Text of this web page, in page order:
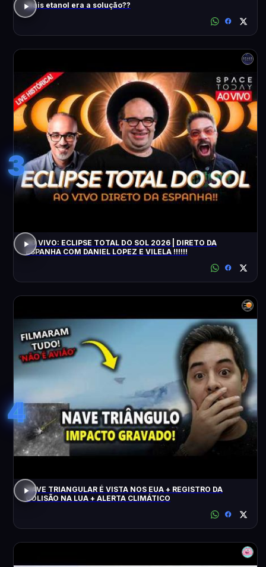
Mais etanol era a solução??
3
AO VIVO: ECLIPSE TOTAL DO SOL 2026 | DIRETO DA
ESPANHA COM DANIEL LOPEZ E VILELA !!!!!!
4
NAVE TRIANGULAR É VISTA NOS EUA + REGISTRO DA
COLISÃO NA LUA + ALERTA CLIMÁTICO